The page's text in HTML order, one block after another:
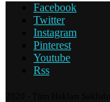
Facebook
Twitter
Instagram
Pinterest
Youtube
Rss